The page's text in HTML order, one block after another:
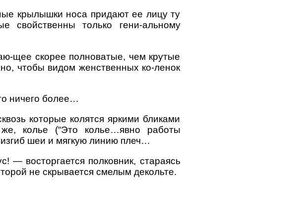
крылышки носа придают ее лицу ту
свойственны только гени-альному
щее скорее полноватые, чем крутые
чтобы видом женственных ко-ленок
ничего более…
которые колятся яркими бликами
колье (“Это колье…явно работы
изгиб шеи и мягкую линию плеч…
— восторгается полковник, стараясь
не скрывается смелым декольте.